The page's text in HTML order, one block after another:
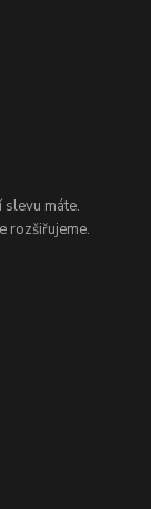
slevu máte.
rozšiřujeme.